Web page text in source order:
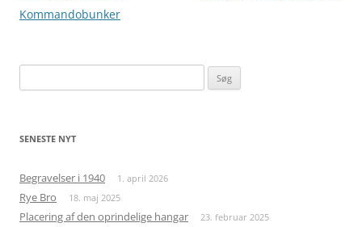
Kommandobunker
efter:
SENESTE NYT
Begravelser i 1940 1. april 2026
Rye Bro 18. maj 2025
Placering af den oprindelige hangar 23. februar 2025